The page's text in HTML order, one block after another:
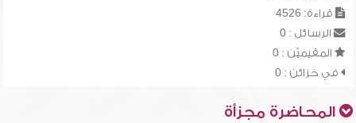
قراءة: 4526
الرسائل : 0
المقيميّن : 0
في خزائن : 0
المحاضرة مجزأة